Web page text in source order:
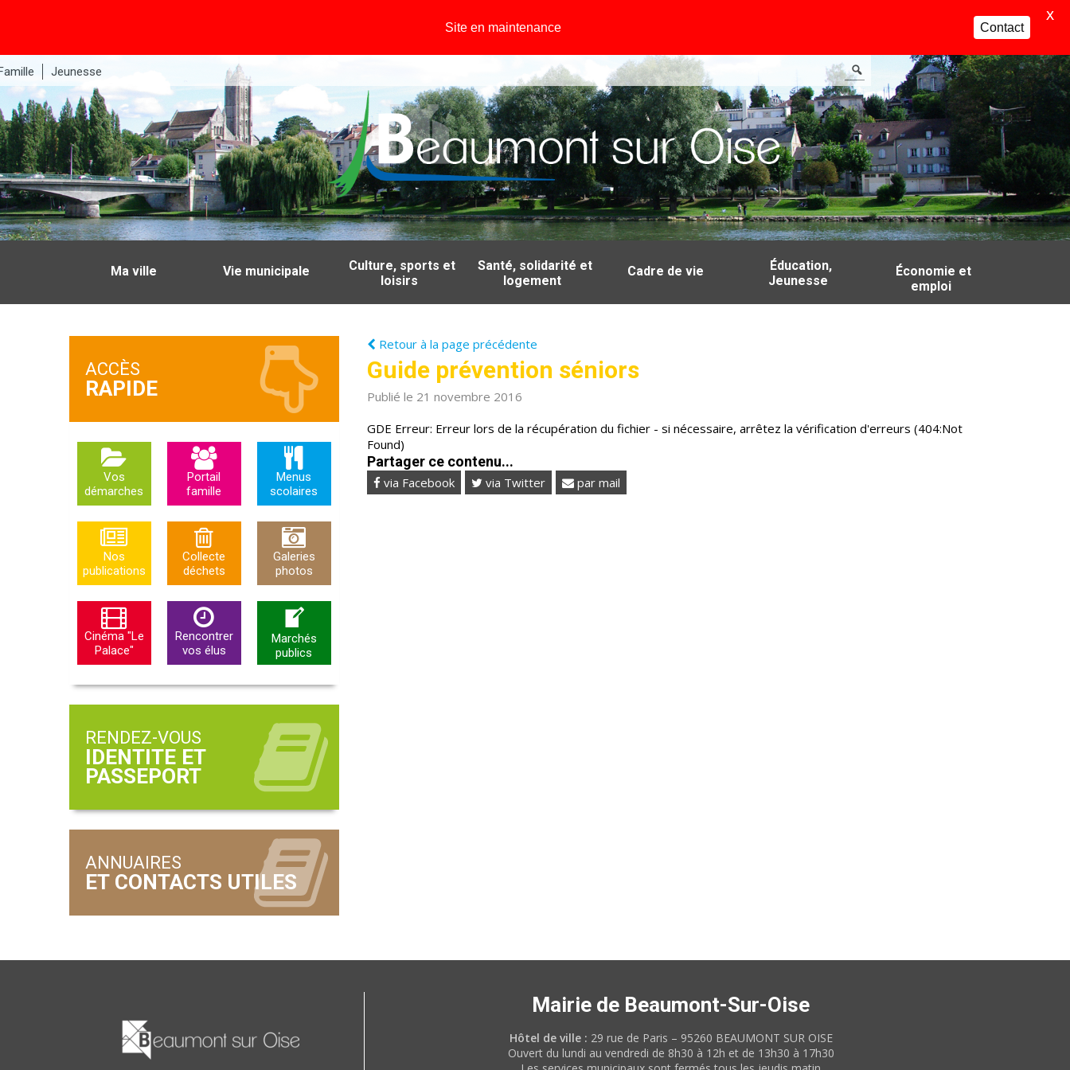
Jeunesse
Ma ville Vie municipale
Culture, sports et
loisirs
Santé, solidarité et
logement
Cadre de vie
Éducation,
Jeunesse
Économie et
emploi
Retour à la page précédente
Guide prévention séniors
Publié le 21 novembre 2016
GDE Erreur: Erreur lors de la récupération du fichier - si nécessaire, arrêtez la vérification d'erreurs (404:Not
Found)
Partager ce contenu...
via Facebook via Twitter par mail
ACCÈS
Vos
démarches
Portail
famille
Menus
scolaires
Nos
publications
Collecte
déchets
Galeries
photos
Cinéma "Le
Palace"
Rencontrer
vos élus
Marchés
publics
RENDEZ-VOUS
ANNUAIRES
Mairie de Beaumont-Sur-Oise
Hôtel de ville : 29 rue de Paris – 95260 BEAUMONT SUR OISE
Ouvert du lundi au vendredi de 8h30 à 12h et de 13h30 à 17h30
Site en maintenance Contact
X